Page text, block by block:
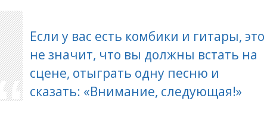
Если у вас есть комбики и гитары, это
не значит, что вы должны встать на
сцене, отыграть одну песню и
сказать: «Внимание, следующая!»